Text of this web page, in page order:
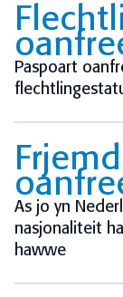
Paspoart
As jo yn
nasjonaliteit
hawwe